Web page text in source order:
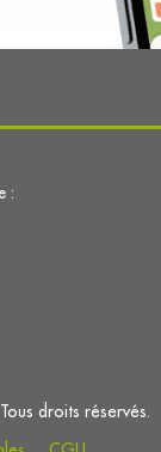
:
droits réservés.